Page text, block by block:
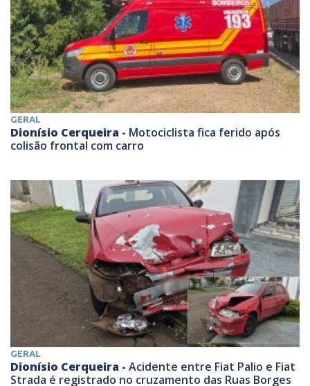
GERAL
Dionísio Cerqueira - Motociclista fica ferido após
colisão frontal com carro
GERAL
Dionísio Cerqueira - Acidente entre Fiat Palio e Fiat
Strada é registrado no cruzamento das Ruas Borges